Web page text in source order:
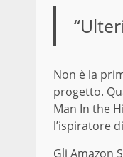
Non è la
progetto.
Man In the
l’ispiratore
Gli Amazon